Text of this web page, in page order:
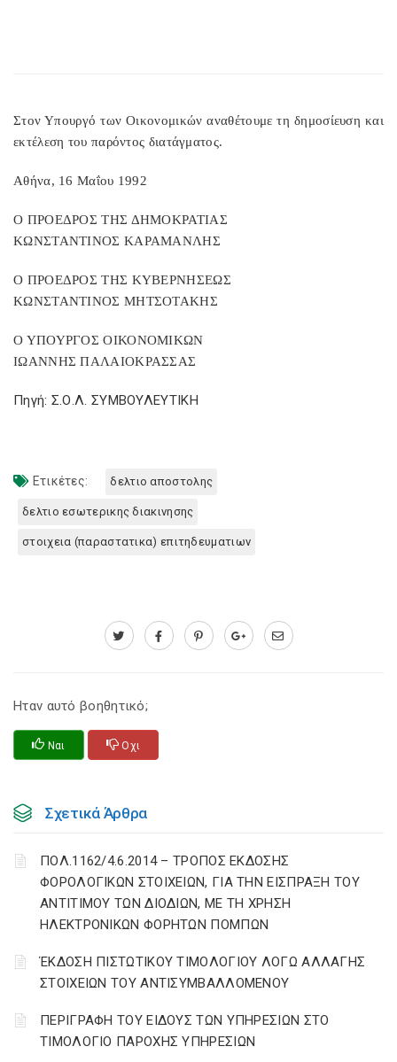
Στον Υπουργό των Οικονομικών αναθέτουμε τη δημοσίευση και
εκτέλεση του παρόντος διατάγματος.
Αθήνα, 16 Μαΐου 1992
Ο ΠΡΟΕΔΡΟΣ ΤΗΣ ΔΗΜΟΚΡΑΤΙΑΣ
ΚΩΝΣΤΑΝΤΙΝΟΣ ΚΑΡΑΜΑΝΛΗΣ
Ο ΠΡΟΕΔΡΟΣ ΤΗΣ ΚΥΒΕΡΝΗΣΕΩΣ
ΚΩΝΣΤΑΝΤΙΝΟΣ ΜΗΤΣΟΤΑΚΗΣ
Ο ΥΠΟΥΡΓΟΣ ΟΙΚΟΝΟΜΙΚΩΝ
ΙΩΑΝΝΗΣ ΠΑΛΑΙΟΚΡΑΣΣΑΣ
Πηγή: Σ.Ο.Λ. ΣΥΜΒΟΥΛΕΥΤΙΚΗ
Ετικέτες: δελτιο αποστολης
δελτιο εσωτερικης διακινησης
στοιχεια (παραστατικα) επιτηδευματιων
Ηταν αυτό βοηθητικό;
Ναι Οχι
Σχετικά Άρθρα
ΠΟΛ.1162/4.6.2014 – ΤΡΟΠΟΣ ΕΚΔΟΣΗΣ
ΦΟΡΟΛΟΓΙΚΩΝ ΣΤΟΙΧΕΙΩΝ, ΓΙΑ ΤΗΝ ΕΙΣΠΡΑΞΗ ΤΟΥ
ΑΝΤΙΤΙΜΟΥ ΤΩΝ ΔΙΟΔΙΩΝ, ΜΕ ΤΗ ΧΡΗΣΗ
ΗΛΕΚΤΡΟΝΙΚΩΝ ΦΟΡΗΤΩΝ ΠΟΜΠΩΝ
ΈΚΔΟΣΗ ΠΙΣΤΩΤΙΚΟΥ ΤΙΜΟΛΟΓΙΟΥ ΛΟΓΩ ΑΛΛΑΓΗΣ
ΣΤΟΙΧΕΙΩΝ ΤΟΥ ΑΝΤΙΣΥΜΒΑΛΛΟΜΕΝΟΥ
ΠΕΡΙΓΡΑΦΗ ΤΟΥ ΕΙΔΟΥΣ ΤΩΝ ΥΠΗΡΕΣΙΩΝ ΣΤΟ
ΤΙΜΟΛΟΓΙΟ ΠΑΡΟΧΗΣ ΥΠΗΡΕΣΙΩΝ